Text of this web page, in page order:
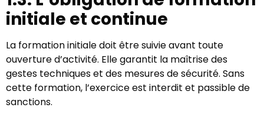
initiale et continue
La formation initiale doit être suivie avant toute
ouverture d’activité. Elle garantit la maîtrise des
gestes techniques et des mesures de sécurité. Sans
cette formation, l’exercice est interdit et passible de
sanctions.